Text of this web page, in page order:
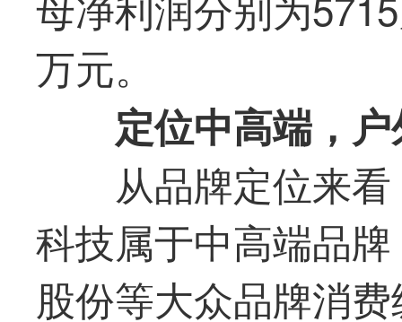
万元。
定位中高端，
从品牌定位来
科技属于中高端品
股份等大众品牌消